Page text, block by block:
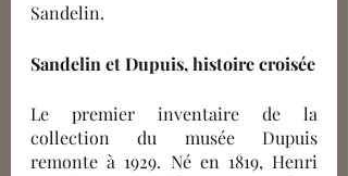
Sandelin.
Sandelin et Dupuis, histoire croisée
Le premier inventaire de la
collection du musée Dupuis
remonte à 1929. Né en 1819, Henri